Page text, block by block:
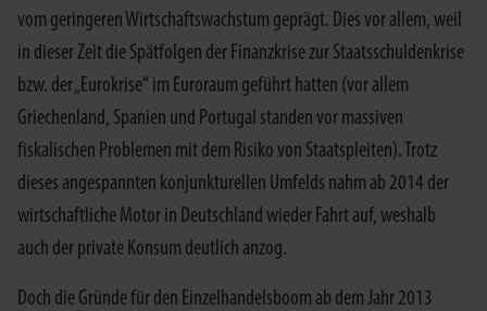
vom geringeren Wirtschaftswachstum geprägt. Dies vor allem, weil
in dieser Zeit die Spätfolgen der Finanzkrise zur Staatsschuldenkrise
bzw. der „Eurokrise“ im Euroraum geführt hatten (vor allem
Griechenland, Spanien und Portugal standen vor massiven
fiskalischen Problemen mit dem Risiko von Staatspleiten). Trotz
dieses angespannten konjunkturellen Umfelds nahm ab 2014 der
wirtschaftliche Motor in Deutschland wieder Fahrt auf, weshalb
auch der private Konsum deutlich anzog.
Doch die Gründe für den Einzelhandelsboom ab dem Jahr 2013